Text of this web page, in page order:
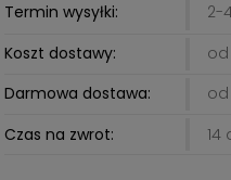
Termin wysyłki:
2-
Koszt dostawy:
od
Darmowa dostawa:
od
Czas na zwrot:
14